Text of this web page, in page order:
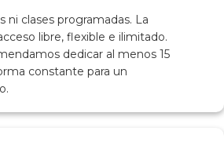
ni clases programadas. La
libre, flexible e ilimitado.
dedicar al menos 15
constante para un